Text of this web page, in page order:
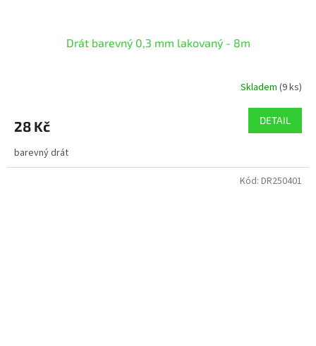
Drát barevný 0,3 mm lakovaný - 8m
Skladem (9 ks)
28 Kč DETAIL
barevný drát
Kód: DR250401